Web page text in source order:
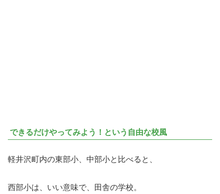
できるだけやってみよう！という自由な校風
軽井沢町内の東部小、中部小と比べると、
西部小は、いい意味で、田舎の学校。